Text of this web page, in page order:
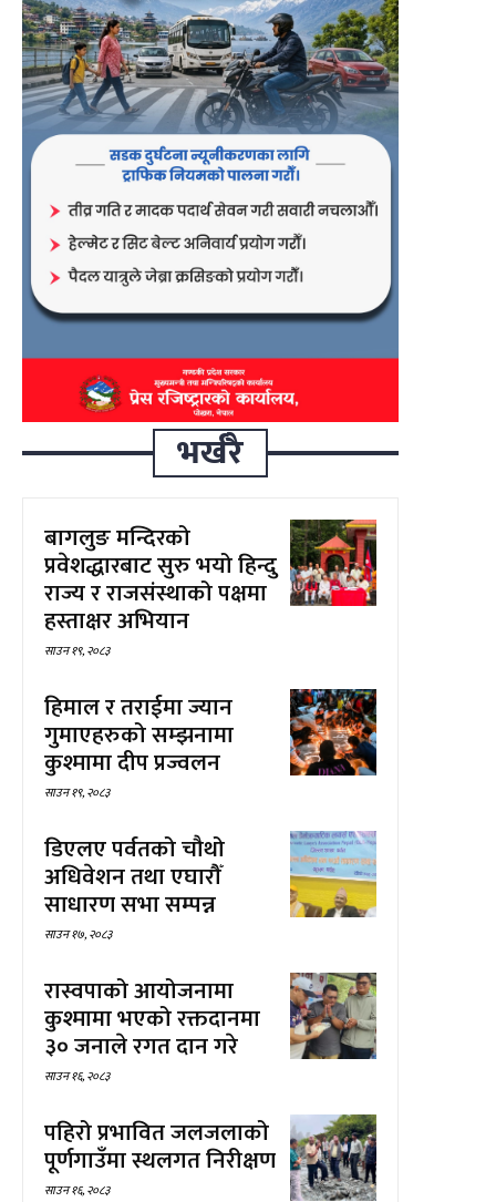
भर्खरै
बागलुङ मन्दिरको
प्रवेशद्धारबाट सुरु भयो हिन्दु
राज्य र राजसंस्थाको पक्षमा
हस्ताक्षर अभियान
साउन १९, २०८३
हिमाल र तराईमा ज्यान
गुमाएहरुको सम्झनामा
कुश्मामा दीप प्रज्वलन
साउन १९, २०८३
डिएलए पर्वतको चौथो
अधिवेशन तथा एघारौँ
साधारण सभा सम्पन्न
साउन १७, २०८३
रास्वपाको आयोजनामा
कुश्मामा भएको रक्तदानमा
३० जनाले रगत दान गरे
साउन १६, २०८३
पहिरो प्रभावित जलजलाको
पूर्णगाउँमा स्थलगत निरीक्षण
साउन १६, २०८३